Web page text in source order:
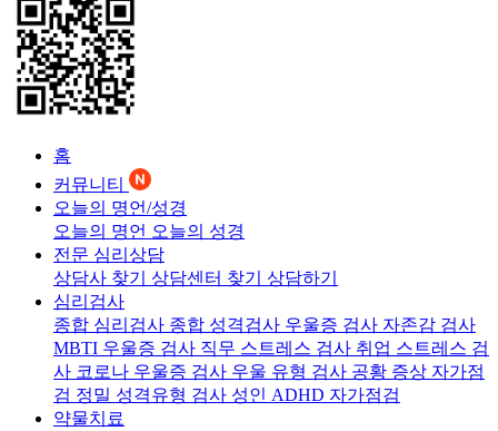
홈
커뮤니티
오늘의 명언/성경
오늘의 명언 오늘의 성경
전문 심리상담
상담사 찾기 상담센터 찾기 상담하기
심리검사
종합 심리검사 종합 성격검사 우울증 검사 자존감 검사
MBTI 우울증 검사 직무 스트레스 검사 취업 스트레스 검
사 코로나 우울증 검사 우울 유형 검사 공황 증상 자가점
검 정밀 성격유형 검사 성인 ADHD 자가점검
약물치료